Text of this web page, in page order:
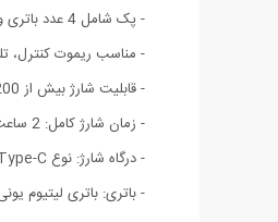
- پک شامل 4 عدد باتری و 1 کابل 2 سر شارژ باتری
- مناسب ریموت کنترل،
- قابلیت شارژ بیش از 1200بار
- زمان شارژ کامل: 2 ساعت
- درگاه شارژ: نوع Type-C
- باتری: باتری لیتیوم